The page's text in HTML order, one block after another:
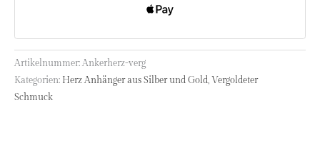
Artikelnummer:Ankerherz-verg
Kategorien: Herz Anhänger aus Silber und Gold,Vergoldeter
Schmuck